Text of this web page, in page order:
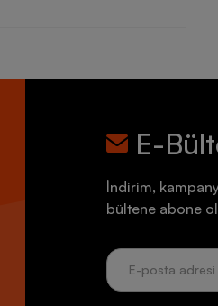
E-
İndirim,
bültene abone